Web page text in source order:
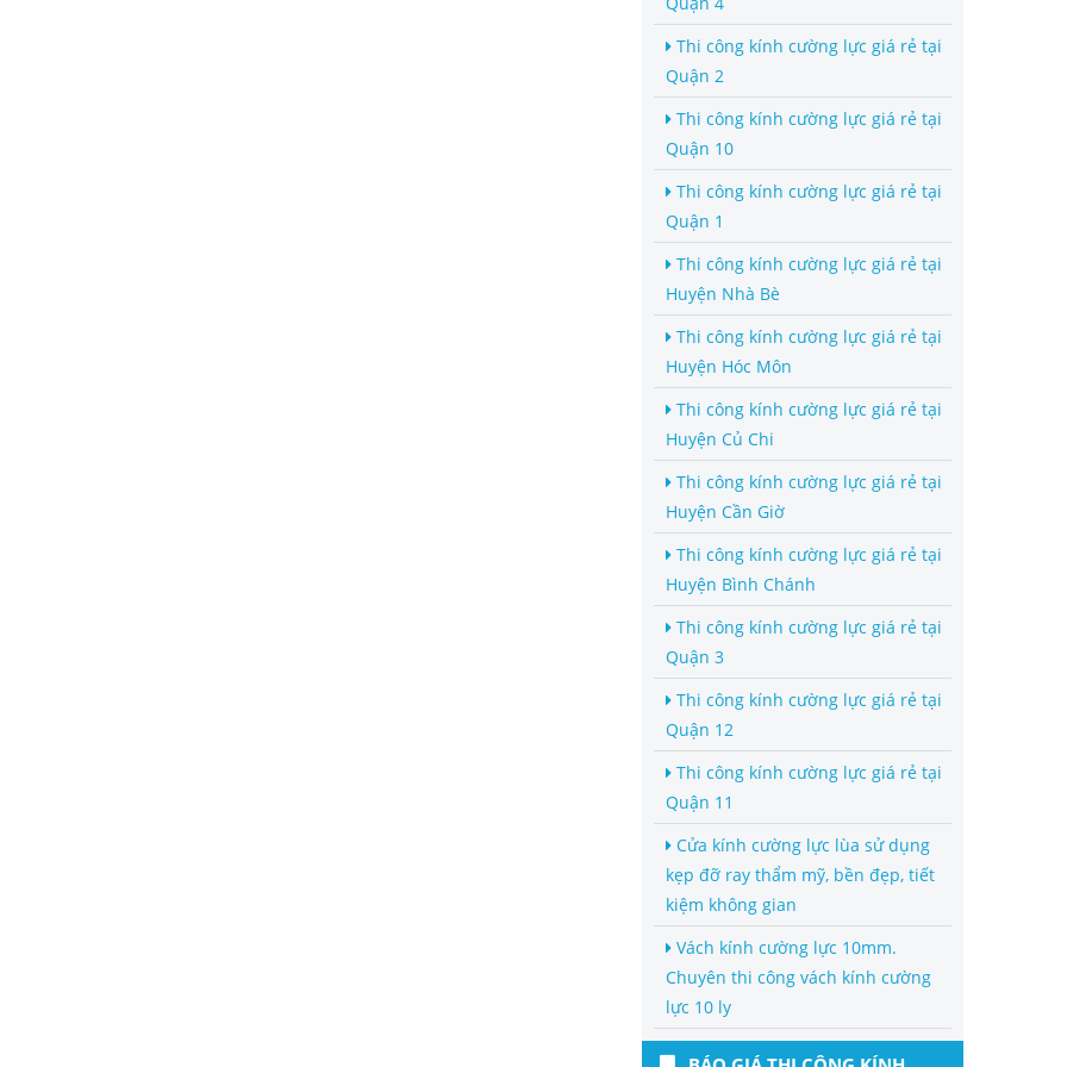
Thi công kính cường lực giá rẻ tại
Quận 2
Thi công kính cường lực giá rẻ tại
Quận 10
Thi công kính cường lực giá rẻ tại
Quận 1
Thi công kính cường lực giá rẻ tại
Huyện Nhà Bè
Thi công kính cường lực giá rẻ tại
Huyện Hóc Môn
Thi công kính cường lực giá rẻ tại
Huyện Củ Chi
Thi công kính cường lực giá rẻ tại
Huyện Cần Giờ
Thi công kính cường lực giá rẻ tại
Huyện Bình Chánh
Thi công kính cường lực giá rẻ tại
Quận 3
Thi công kính cường lực giá rẻ tại
Quận 12
Thi công kính cường lực giá rẻ tại
Quận 11
Cửa kính cường lực lùa sử dụng
kẹp đỡ ray thẩm mỹ, bền đẹp, tiết
kiệm không gian
Vách kính cường lực 10mm.
Chuyên thi công vách kính cường
lực 10 ly